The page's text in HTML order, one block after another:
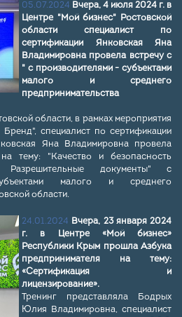
05.07.2024 Вчера, 4 июля 2024 г. в
Центре "Мой бизнес" Ростовской
области специалист по
сертификации Янковская Яна
Владимировна провела встречу с
" с производителями - субъектами
малого и среднего
предпринимательства
области, в рамках мероприятия
специалист по сертификации
Яна Владимировна провела
тему: "Качество и безопасность
Разрешительные документы" с
малого и среднего
области.
24.01.2024 Вчера, 23 января 2024
г. в Центре «Мой бизнес»
Республики Крым прошла Азбука
предпринимателя на тему:
«Сертификация и
лицензирование».
Тренинг представляла Бодрых
Юлия Владимировна, специалист